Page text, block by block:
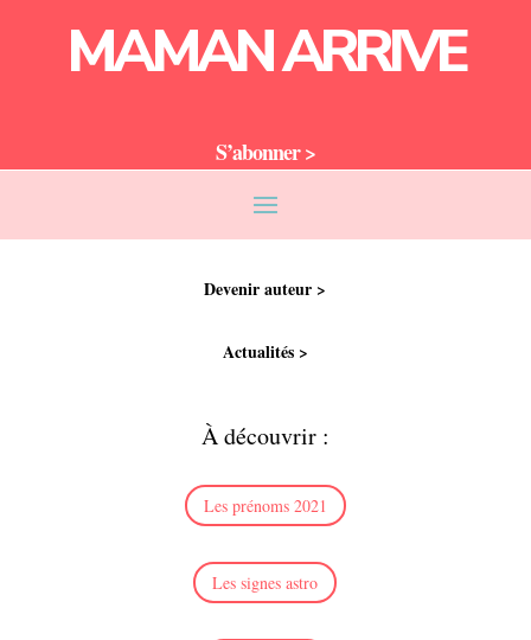
MAMAN ARRIVE
S’abonner >
Devenir auteur >
Actualités >
À découvrir :
Les prénoms 2021
Les signes astro